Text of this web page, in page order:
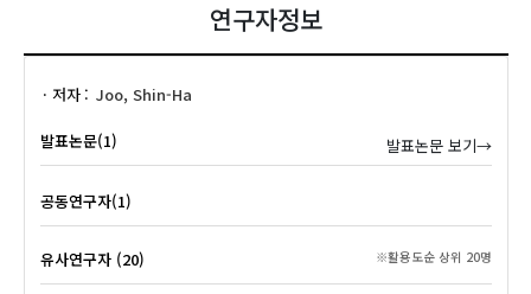
연구자정보
저자 Joo, Shin-Ha
발표논문(1) 발표논문 보기→
공동연구자(1)
유사연구자 (20) ※활용도순 상위 20명